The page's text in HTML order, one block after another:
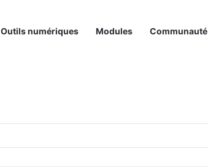
Outils numériques Modules Communauté